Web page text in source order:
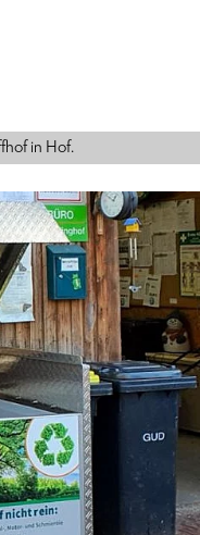
in Hof.